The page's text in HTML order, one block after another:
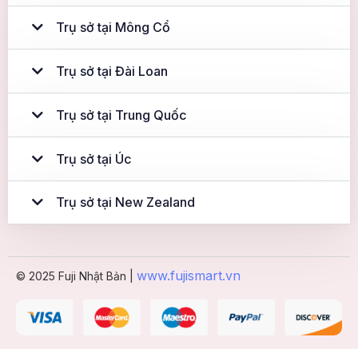
Trụ sở tại Mông Cổ
Trụ sở tại Đài Loan
Trụ sở tại Trung Quốc
Trụ sở tại Úc
Trụ sở tại New Zealand
© 2025 Fuji Nhật Bản | www.fujismart.vn